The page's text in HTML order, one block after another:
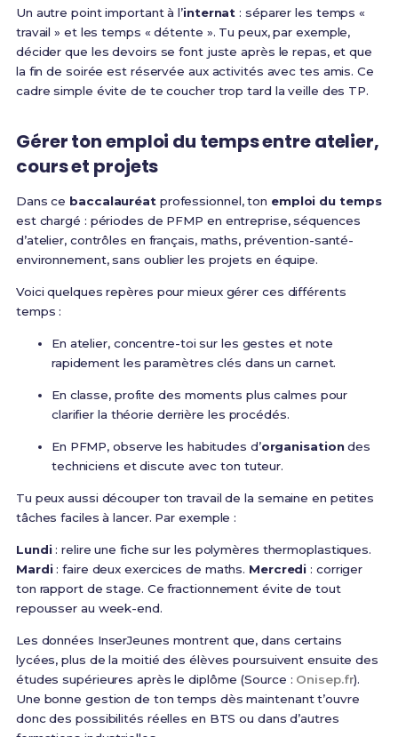
Un autre point important à l’internat : séparer les temps «
travail » et les temps « détente ». Tu peux, par exemple,
décider que les devoirs se font juste après le repas, et que
la fin de soirée est réservée aux activités avec tes amis. Ce
cadre simple évite de te coucher trop tard la veille des TP.
Gérer ton emploi du temps entre atelier,
cours et projets
Dans ce baccalauréatprofessionnel, ton emploi du temps
est chargé : périodes de PFMP en entreprise, séquences
d’atelier, contrôles en français, maths, prévention-santé-
environnement, sans oublier les projets en équipe.
Voici quelques repères pour mieux gérer ces différents
temps :
En atelier, concentre-toi sur les gestes et note
rapidement les paramètres clés dans un carnet.
En classe, profite des moments plus calmes pour
clarifier la théorie derrière les procédés.
En PFMP, observe les habitudes d’organisationdes
techniciens et discute avec ton tuteur.
Tu peux aussi découper ton travail de la semaine en petites
tâches faciles à lancer. Par exemple :
Lundi: relire une fiche sur les polymères thermoplastiques.
Mardi: faire deux exercices de maths. Mercredi : corriger
ton rapport de stage. Ce fractionnement évite de tout
repousser au week-end.
Les données InserJeunes montrent que, dans certains
lycées, plus de la moitié des élèves poursuivent ensuite des
études supérieures après le diplôme (Source : Onisep.fr).
Une bonne gestion de ton temps dès maintenant t’ouvre
donc des possibilités réelles en BTS ou dans d’autres